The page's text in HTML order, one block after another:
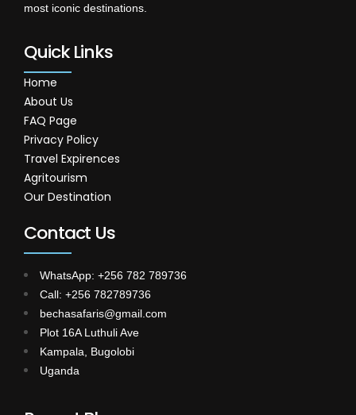
most iconic destinations.
Quick Links
Home
About Us
FAQ Page
Privacy Policy
Travel Expirences
Agritourism
Our Destination
Contact Us
WhatsApp: +256 782 789736
Call: +256 782789736
bechasafaris@gmail.com
Plot 16A Luthuli Ave
Kampala, Bugolobi
Uganda